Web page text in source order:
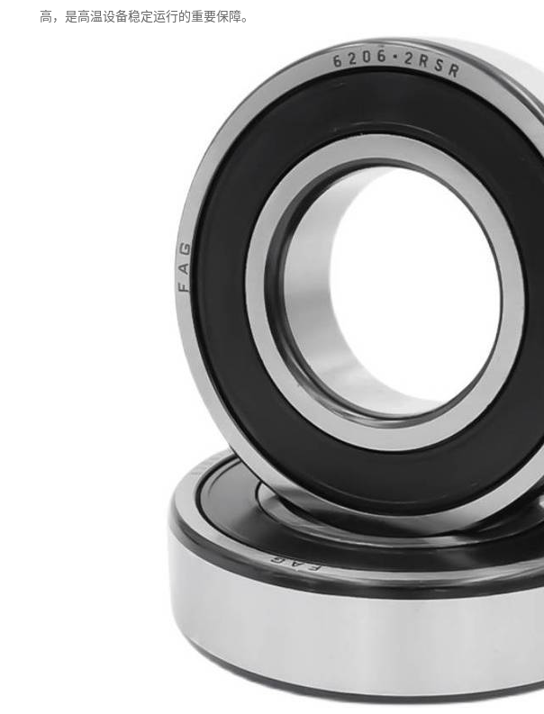
高，是高温设备稳定运行的重要保障。